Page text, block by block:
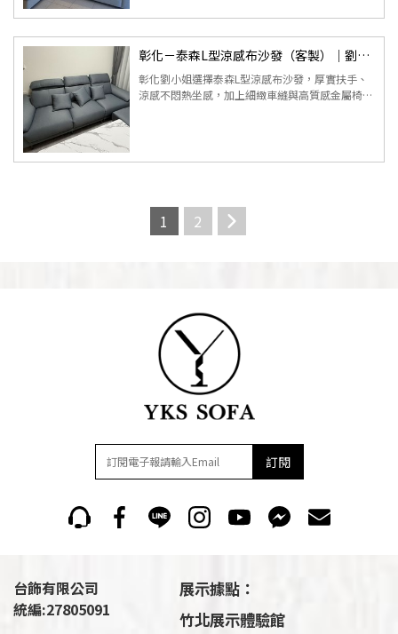
彰化－泰森L型涼感布沙發（客製）｜劉小姐實拍分享
彰化劉小姐選擇泰森L型涼感布沙發，厚實扶手、
涼感不悶熱坐感，加上細緻車縫與高質感金屬椅
1 2
訂閱
台飾有限公司
統編:27805091
展示據點：
竹北展示體驗館